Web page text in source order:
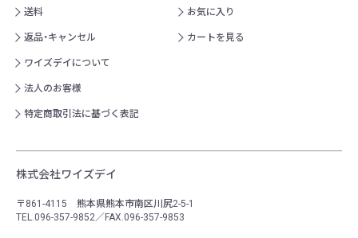
送料
返品・キャンセル
ワイズデイについて
法人のお客様
特定商取引法に基づく表記
お気に入り
カートを見る
株式会社ワイズデイ
〒861-4115 熊本県熊本市南区川尻2-5-1
TEL.096-357-9852／FAX.096-357-9853